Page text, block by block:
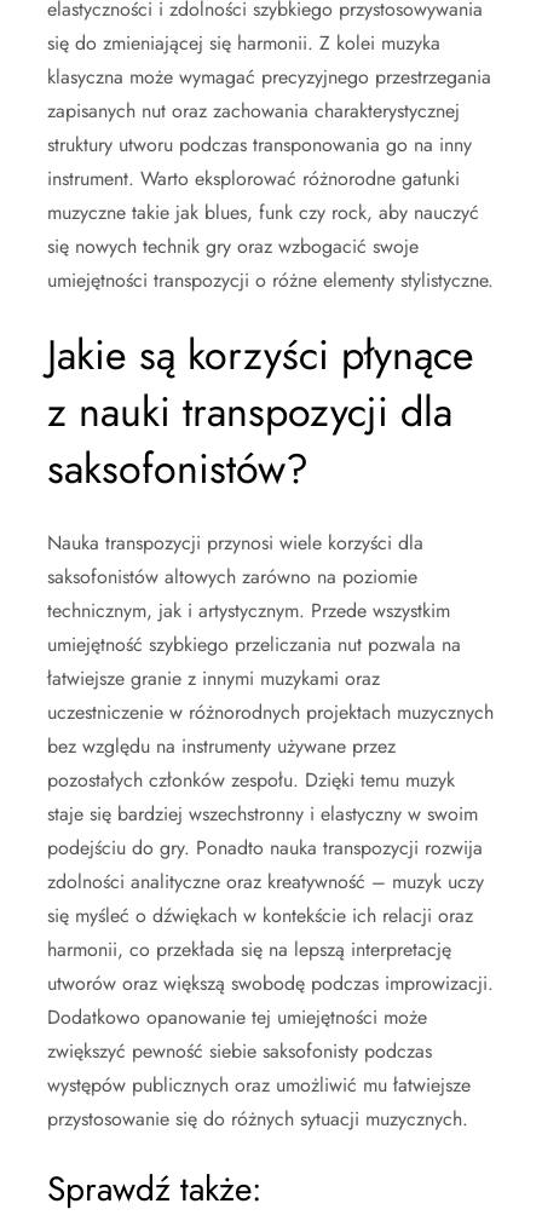
elastyczności i zdolności szybkiego przystosowywania
się do zmieniającej się harmonii. Z kolei muzyka
klasyczna może wymagać precyzyjnego przestrzegania
zapisanych nut oraz zachowania charakterystycznej
struktury utworu podczas transponowania go na inny
instrument. Warto eksplorować różnorodne gatunki
muzyczne takie jak blues, funk czy rock, aby nauczyć
się nowych technik gry oraz wzbogacić swoje
umiejętności transpozycji o różne elementy stylistyczne.
Jakie są korzyści płynące
z nauki transpozycji dla
saksofonistów?
Nauka transpozycji przynosi wiele korzyści dla
saksofonistów altowych zarówno na poziomie
technicznym, jak i artystycznym. Przede wszystkim
umiejętność szybkiego przeliczania nut pozwala na
łatwiejsze granie z innymi muzykami oraz
uczestniczenie w różnorodnych projektach muzycznych
bez względu na instrumenty używane przez
pozostałych członków zespołu. Dzięki temu muzyk
staje się bardziej wszechstronny i elastyczny w swoim
podejściu do gry. Ponadto nauka transpozycji rozwija
zdolności analityczne oraz kreatywność – muzyk uczy
się myśleć o dźwiękach w kontekście ich relacji oraz
harmonii, co przekłada się na lepszą interpretację
utworów oraz większą swobodę podczas improwizacji.
Dodatkowo opanowanie tej umiejętności może
zwiększyć pewność siebie saksofonisty podczas
występów publicznych oraz umożliwić mu łatwiejsze
przystosowanie się do różnych sytuacji muzycznych.
Sprawdź także: